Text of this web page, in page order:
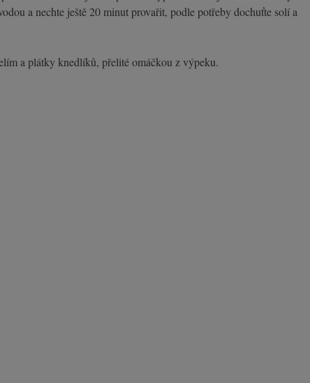
a nechte ještě 20 minut provařit, podle potřeby dochuťte solí a
a plátky knedlíků, přelité omáčkou z výpeku.